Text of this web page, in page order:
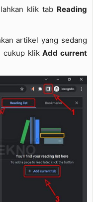
klik tab Reading
artikel yang sedang
cukup klikAdd current